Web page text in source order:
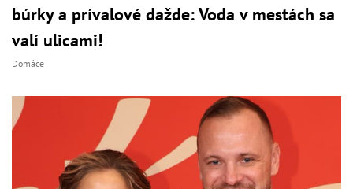
búrky a prívalové dažde: Voda v mestách sa
valí ulicami!
Domáce